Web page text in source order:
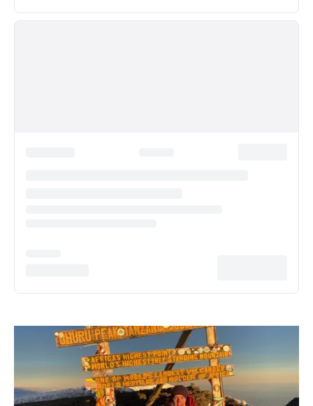
Voyager à pied, au rythme de la nature.
Découvrez une expérience unique où chaque pas
vous rapproche de paysages grandioses et